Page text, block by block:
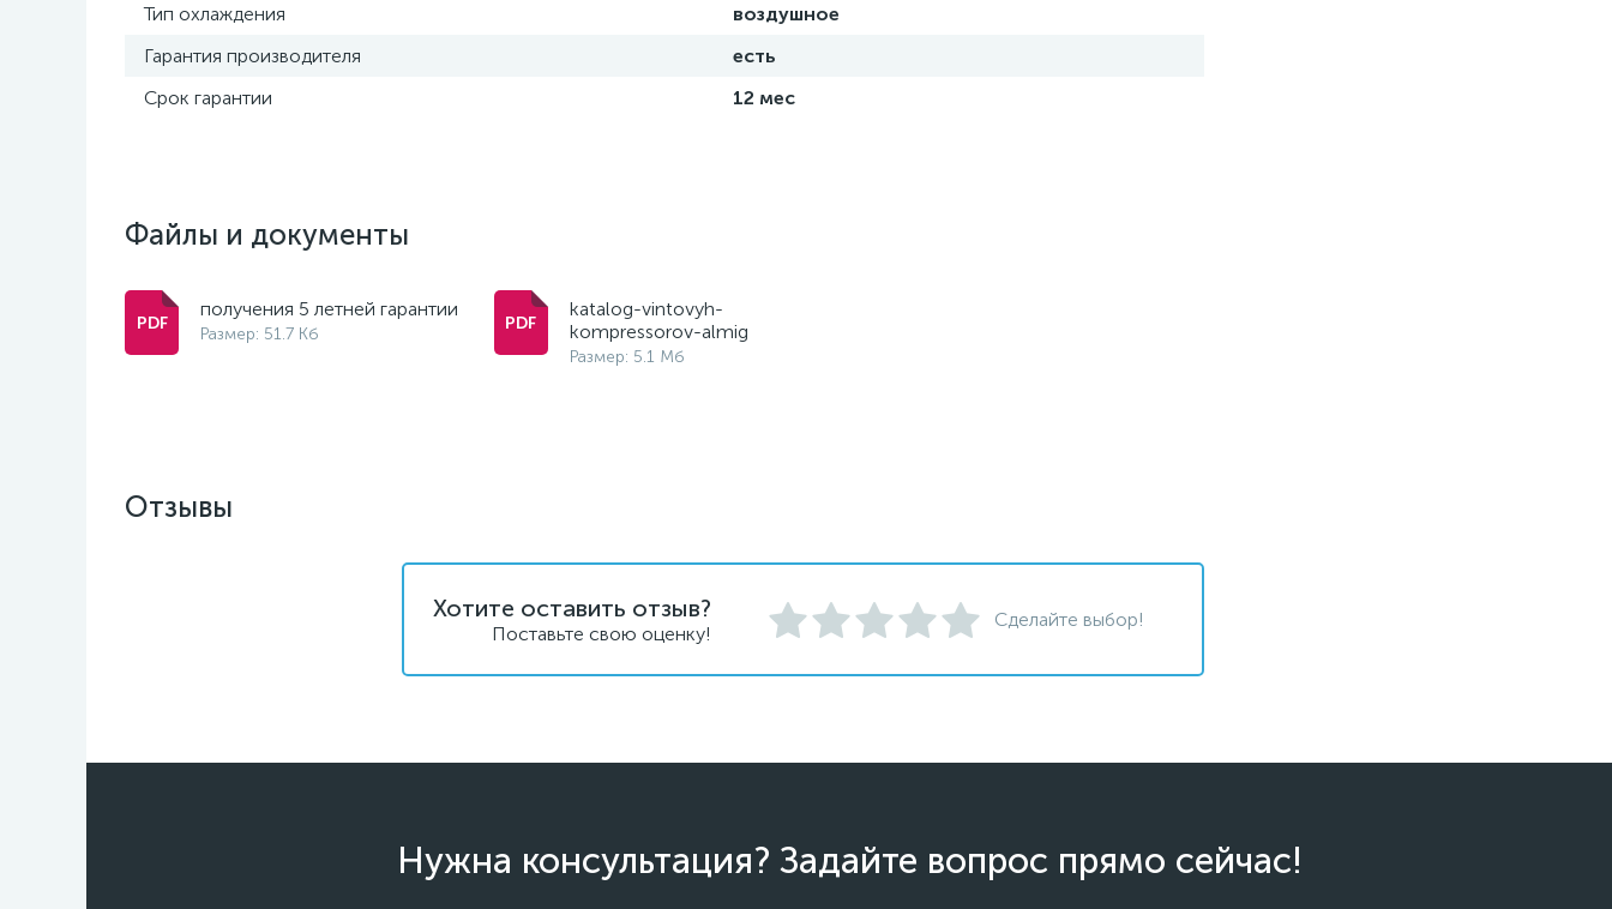
Тип охлаждения
воздушное
Гарантия производителя
есть
Срок гарантии
12 мес
Файлы и документы
получения 5 летней гарантии
Размер: 51.7 Кб
katalog-vintovyh-
kompressorov-almig
Размер: 5.1 Мб
Отзывы
Хотите оставить отзыв?
Поставьте свою оценку!
Сделайте выбор!
Нужна консультация? Задайте вопрос прямо сейчас!